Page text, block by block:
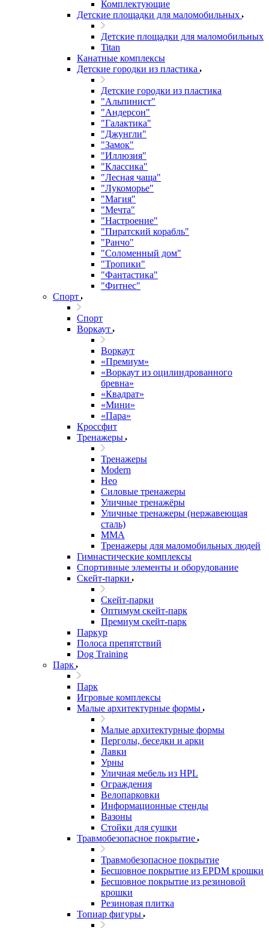
Комплектующие
Детские площадки для маломобильных
Детские площадки для маломобильных
Titan
Канатные комплексы
Детские городки из пластика
Детские городки из пластика
"Альпинист"
"Андерсон"
"Галактика"
"Джунгли"
"Замок"
"Иллюзия"
"Классика"
"Лесная чаща"
"Лукоморье"
"Магия"
"Мечта"
"Настроение"
"Пиратский корабль"
"Ранчо"
"Соломенный дом"
"Тропики"
"Фантастика"
"Фитнес"
Спорт
Спорт
Воркаут
Воркаут
«Премиум»
«Воркаут из оцилиндрованного
бревна»
«Квадрат»
«Мини»
«Пара»
Кроссфит
Тренажеры
Тренажеры
Modern
Нео
Силовые тренажеры
Уличные тренажёры
Уличные тренажеры (нержавеющая
сталь)
ММА
Тренажеры для маломобильных людей
Гимнастические комплексы
Спортивные элементы и оборудование
Скейт-парки
Скейт-парки
Оптимум скейт-парк
Премиум скейт-парк
Паркур
Полоса препятствий
Dog Training
Парк
Парк
Игровые комплексы
Малые архитектурные формы
Малые архитектурные формы
Перголы, беседки и арки
Лавки
Урны
Уличная мебель из HPL
Ограждения
Велопарковки
Информационные стенды
Вазоны
Стойки для сушки
Травмобезопасное покрытие
Травмобезопасное покрытие
Бесшовное покрытие из EPDM крошки
Бесшовное покрытие из резиновой
крошки
Резиновая плитка
Топиар фигуры